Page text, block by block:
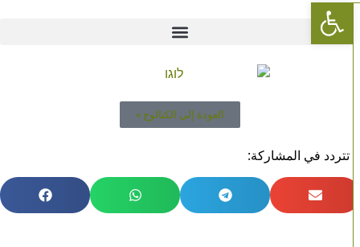
العودة إلى الكتالوج »
تتردد في المشاركة:
Open toolbar